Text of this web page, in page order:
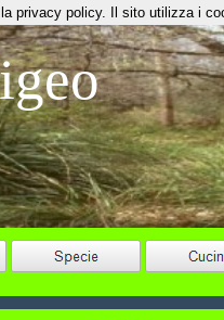
privacy policy. Il sito utilizza i